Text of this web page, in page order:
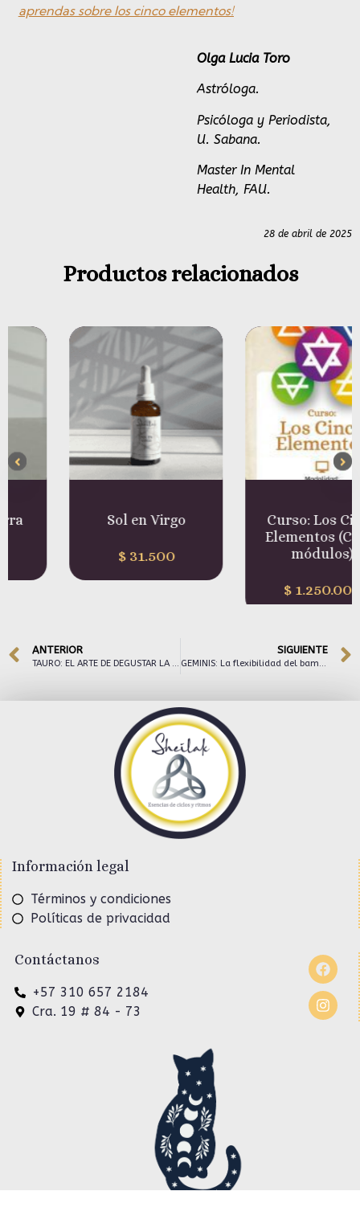
aprendas sobre los cinco elementos!
Olga Lucia Toro
Astróloga.
Psicóloga y Periodista,
U. Sabana.
Master In Mental
Health, FAU.
28 de abril de 2025
Productos relacionados
Sol en Virgo
31.500
Curso: Los Cinco
Elementos (Cinco
módulos)
1.250.000
ANTERIOR SIGUIENTE
Términos y condiciones
+57 310 657 2184